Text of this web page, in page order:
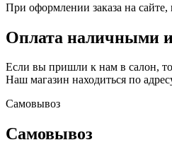
При оформлении заказа на
Оплата наличными
Если вы пришли к нам в салон,
Наш магазин находиться по
Самовывоз
Самовывоз